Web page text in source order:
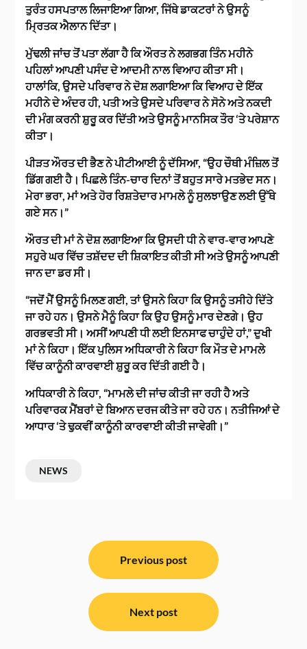
ਤੁਰੰਤ ਹਸਪਤਾਲ ਲਿਜਾਇਆ ਗਿਆ, ਜਿੱਥੇ ਡਾਕਟਰਾਂ ਨੇ ਉਸਨੂੰ
ਮ੍ਰਿਤਕ ਐਲਾਨ ਦਿੱਤਾ।
ਮੁੱਢਲੀ ਜਾਂਚ ਤੋਂ ਪਤਾ ਲੱਗਾ ਹੈ ਕਿ ਔਰਤ ਨੇ ਲਗਭਗ ਤਿੰਨ ਮਹੀਨੇ
ਪਹਿਲਾਂ ਆਪਣੀ ਪਸੰਦ ਦੇ ਆਦਮੀ ਨਾਲ ਵਿਆਹ ਕੀਤਾ ਸੀ।
ਹਾਲਾਂਕਿ, ਉਸਦੇ ਪਰਿਵਾਰ ਨੇ ਦੋਸ਼ ਲਗਾਇਆ ਕਿ ਵਿਆਹ ਦੇ ਇੱਕ
ਮਹੀਨੇ ਦੇ ਅੰਦਰ ਹੀ, ਪਤੀ ਅਤੇ ਉਸਦੇ ਪਰਿਵਾਰ ਨੇ ਸੋਨੇ ਅਤੇ ਨਕਦੀ
ਦੀ ਮੰਗ ਕਰਨੀ ਸ਼ੁਰੂ ਕਰ ਦਿੱਤੀ ਅਤੇ ਉਸਨੂੰ ਮਾਨਸਿਕ ਤੌਰ ‘ਤੇ ਪਰੇਸ਼ਾਨ
ਕੀਤਾ।
ਪੀੜਤ ਔਰਤ ਦੀ ਭੈਣ ਨੇ ਪੀਟੀਆਈ ਨੂੰ ਦੱਸਿਆ, “ਉਹ ਚੌਥੀ ਮੰਜ਼ਿਲ ਤੋਂ
ਡਿੱਗ ਗਈ ਹੈ। ਪਿਛਲੇ ਤਿੰਨ-ਚਾਰ ਦਿਨਾਂ ਤੋਂ ਬਹੁਤ ਸਾਰੇ ਮਤਭੇਦ ਸਨ।
ਮੇਰਾ ਭਰਾ, ਮਾਂ ਅਤੇ ਹੋਰ ਰਿਸ਼ਤੇਦਾਰ ਮਾਮਲੇ ਨੂੰ ਸੁਲਝਾਉਣ ਲਈ ਉੱਥੇ
ਗਏ ਸਨ।”
ਔਰਤ ਦੀ ਮਾਂ ਨੇ ਦੋਸ਼ ਲਗਾਇਆ ਕਿ ਉਸਦੀ ਧੀ ਨੇ ਵਾਰ-ਵਾਰ ਆਪਣੇ
ਸਹੁਰੇ ਘਰ ਵਿੱਚ ਤਸ਼ੱਦਦ ਦੀ ਸ਼ਿਕਾਇਤ ਕੀਤੀ ਸੀ ਅਤੇ ਉਸਨੂੰ ਆਪਣੀ
ਜਾਨ ਦਾ ਡਰ ਸੀ।
“ਜਦੋਂ ਮੈਂ ਉਸਨੂੰ ਮਿਲਣ ਗਈ, ਤਾਂ ਉਸਨੇ ਕਿਹਾ ਕਿ ਉਸਨੂੰ ਤਸੀਹੇ ਦਿੱਤੇ
ਜਾ ਰਹੇ ਹਨ। ਉਸਨੇ ਮੈਨੂੰ ਕਿਹਾ ਕਿ ਉਹ ਉਸਨੂੰ ਮਾਰ ਦੇਣਗੇ। ਉਹ
ਗਰਭਵਤੀ ਸੀ। ਅਸੀਂ ਆਪਣੀ ਧੀ ਲਈ ਇਨਸਾਫ ਚਾਹੁੰਦੇ ਹਾਂ,” ਦੁਖੀ
ਮਾਂ ਨੇ ਕਿਹਾ। ਇੱਕ ਪੁਲਿਸ ਅਧਿਕਾਰੀ ਨੇ ਕਿਹਾ ਕਿ ਮੌਤ ਦੇ ਮਾਮਲੇ
ਵਿੱਚ ਕਾਨੂੰਨੀ ਕਾਰਵਾਈ ਸ਼ੁਰੂ ਕਰ ਦਿੱਤੀ ਗਈ ਹੈ।
ਅਧਿਕਾਰੀ ਨੇ ਕਿਹਾ, “ਮਾਮਲੇ ਦੀ ਜਾਂਚ ਕੀਤੀ ਜਾ ਰਹੀ ਹੈ ਅਤੇ
ਪਰਿਵਾਰਕ ਮੈਂਬਰਾਂ ਦੇ ਬਿਆਨ ਦਰਜ ਕੀਤੇ ਜਾ ਰਹੇ ਹਨ। ਨਤੀਜਿਆਂ ਦੇ
ਆਧਾਰ ‘ਤੇ ਢੁਕਵੀਂ ਕਾਨੂੰਨੀ ਕਾਰਵਾਈ ਕੀਤੀ ਜਾਵੇਗੀ।”
NEWS
Previous post
Next post